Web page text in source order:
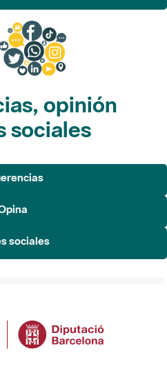
opinión
sociales
sociales